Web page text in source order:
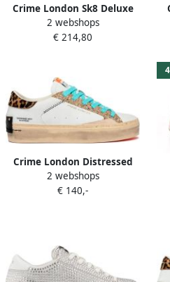
Crime London Sk8 Deluxe
Schoenen Wit Man
2 webshops
€ 214,80
Crime London Distressed
Platform Schoenen Wit
Vrouw
2 webshops
€ 140,-